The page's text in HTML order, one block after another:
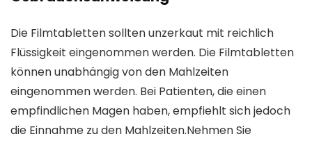
Die Filmtabletten sollten unzerkaut mit reichlich
Flüssigkeit eingenommen werden. Die Filmtabletten
können unabhängig von den Mahlzeiten
eingenommen werden. Bei Patienten, die einen
empfindlichen Magen haben, empfiehlt sich jedoch
die Einnahme zu den Mahlzeiten.Nehmen Sie